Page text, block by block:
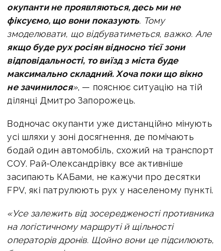
окупанти не проявляються, десь ми не
фіксуємо, що вони показують. Тому
змоделювати, що відбуватиметься, важко. Але
якщо буде рух росіян відносно тієї зони
відповідальності, то виїзд з міста буде
максимально складний. Хоча поки що вікно
не зачинилося», — пояснює ситуацію на тій
ділянці Дмитро Запорожець.
Водночас окупанти уже дистанційно мінують
усі шляхи у зоні досягнення, де помічають
бодай один автомобіль, схожий на транспорт
СОУ. Рай-Олександрівку все активніше
засипають КАБами, не кажучи про десятки
FPV, які патрулюють рух у населеному пункті.
«Усе залежить від зосередженості противника
на логістичному маршруті й щільності
операторів дронів. Щойно вони це підсилюють,